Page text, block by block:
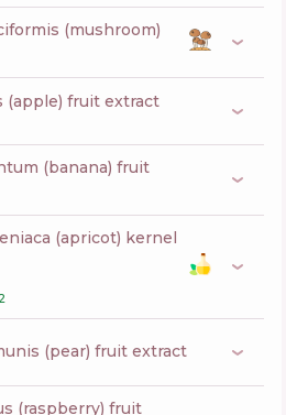
(apple) fruit extract
(pear) fruit extract